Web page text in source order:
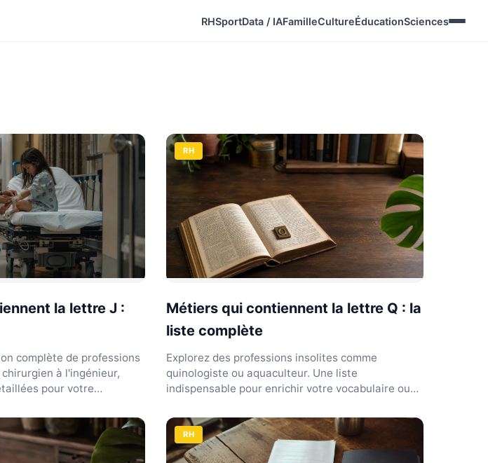
RHSportData / IAFamilleCultureÉducationSciences
la lettre J :
complète de professions
à l'ingénieur,
pour votre
RH
Métiers qui contiennent la lettre Q : la
liste complète
Explorez des professions insolites comme
quinologiste ou aquaculteur. Une liste
indispensable pour enrichir votre vocabulaire ou
RH